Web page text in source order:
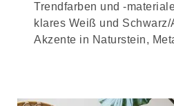
Trendfarben und -
klares Weiß und
Akzente in Naturstein,